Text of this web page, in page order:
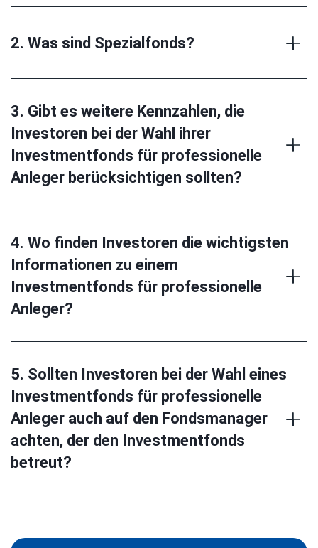
2. Was sind Spezialfonds?
3. Gibt es weitere Kennzahlen, die
Investoren bei der Wahl ihrer
Investmentfonds für professionelle
Anleger berücksichtigen sollten?
4. Wo finden Investoren die wichtigsten
Informationen zu einem
Investmentfonds für professionelle
Anleger?
5. Sollten Investoren bei der Wahl eines
Investmentfonds für professionelle
Anleger auch auf den Fondsmanager
achten, der den Investmentfonds
betreut?